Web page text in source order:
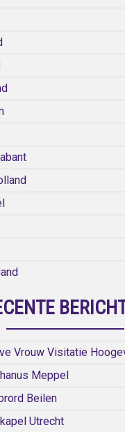
Vrouw Visitatie
Meppel
Beilen
Utrecht